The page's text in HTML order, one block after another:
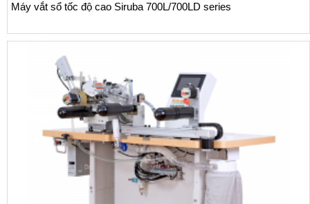
Máy vắt sổ tốc độ cao Siruba 700L/700LD series